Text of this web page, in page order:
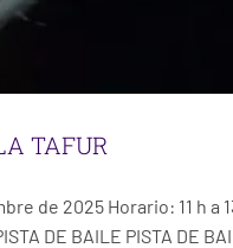
TAFUR
de 2025 Horario: 11 h
DE BAILE PISTA DE
Ávila